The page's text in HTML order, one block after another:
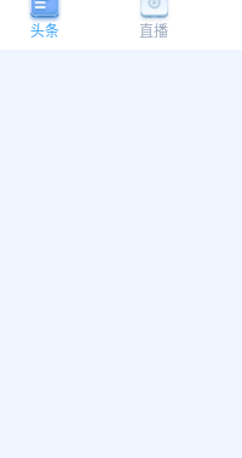
英格兰队决定让我释
头条 直播